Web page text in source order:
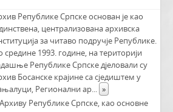
Републике Српске основан је као
централизована архивска
за читаво подручје Републике.
средине 1993. године, на територији
Републике Српске дјеловали су
Босанске крајине са сједиштем у
Регионални ар... »
Републике Српске, као основне